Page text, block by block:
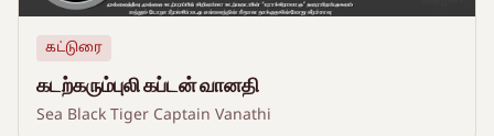
கட்டுரை
கடற்கரும்புலி கப்டன் வானதி
Sea Black Tiger Captain Vanathi